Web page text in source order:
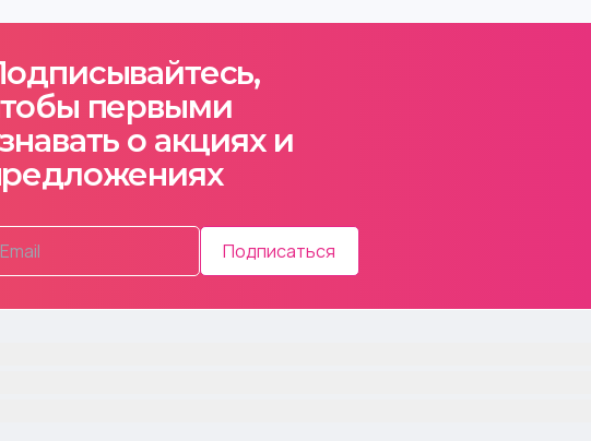
первыми
о акциях и
Подписаться